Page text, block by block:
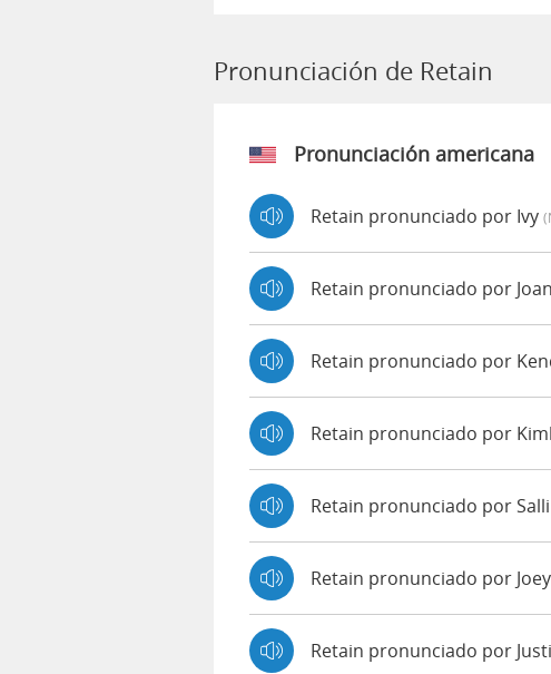
Pronunciación de Retain
Pronunciación americana
Retain pronunciado por Ivy
Retain pronunciado por
Retain pronunciado por
Retain pronunciado por
Retain pronunciado por Salli
Retain pronunciado por Joey
Retain pronunciado por